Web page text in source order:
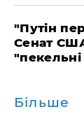
​"Путін
Сенат
"пекельні
Більше